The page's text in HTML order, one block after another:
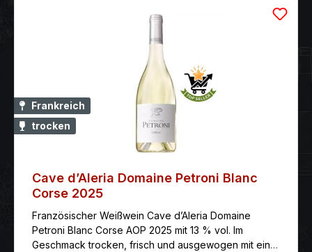
Frankreich
trocken
Cave d’Aleria Domaine Petroni Blanc
Corse 2025
Französischer Weißwein Cave d’Aleria Domaine
Petroni Blanc Corse AOP 2025 mit 13 % vol. Im
Geschmack trocken, frisch und ausgewogen mit einer